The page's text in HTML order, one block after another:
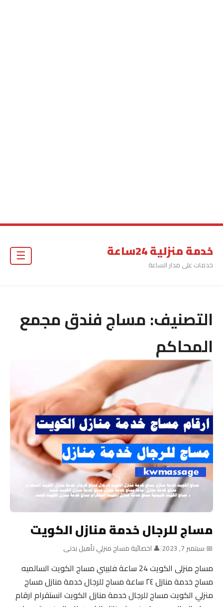
خدمة منزلية 24ساعة
خدمات على مدار الساعة
☰
التصنيف:مساج فندق مجمع
المحاكم
مساج للرجال خدمة منازل الكويت
📅 سبتمبر 7, 2023 |👤 اخصائية مساج منزلي تأهيل بدنى
مساج منزلى الكويت 24 ساعة فلبيني مساج الكويت السالميه
مساج خدمة منازل ٢٤ ساعة مساج للرجال خدمة منازل مساج
منزلي الكويت مساج للرجال خدمة منازل الكويت انستقرام ارقام